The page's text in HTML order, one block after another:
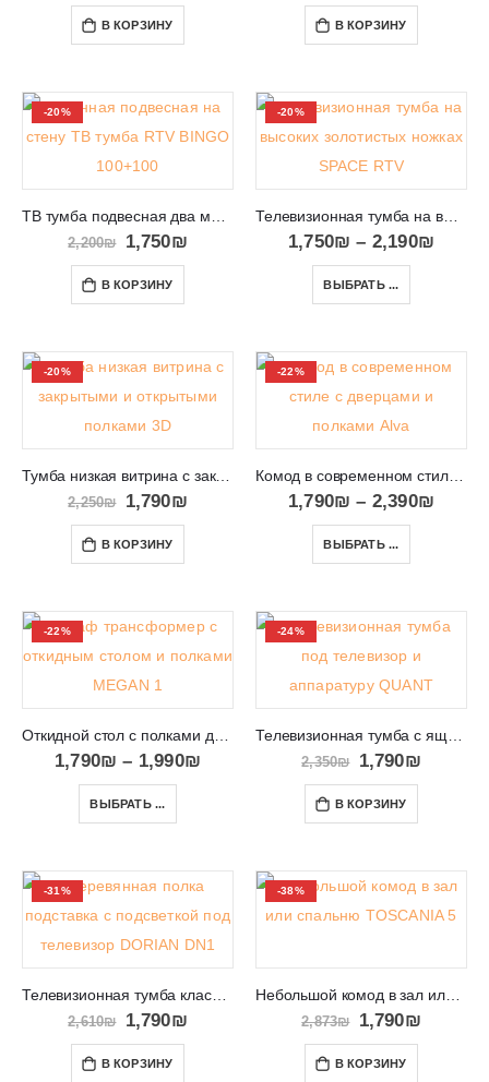
В КОРЗИНУ В КОРЗИНУ
-20%
ТВ тумба подвесная два метра длиной RTV BINGO 100+100
2,200₪ 1,750₪
В КОРЗИНУ
-20%
Телевизионная тумба на высоких золотистых ножках SPACE RTV
1,750₪ – 2,190₪
ВЫБРАТЬ ...
-20%
Тумба низкая витрина с закрытыми и открытыми полками 3D
2,250₪ 1,790₪
В КОРЗИНУ
-22%
Комод в современном стиле с дверцами и полками Alva
1,790₪ – 2,390₪
ВЫБРАТЬ ...
-22%
Откидной стол с полками для детей и студентов MEGAN 1
1,790₪ – 1,990₪
ВЫБРАТЬ ...
-24%
Телевизионная тумба с ящиками и местом под аппаратуру QUANT 04
2,350₪ 1,790₪
В КОРЗИНУ
-31%
Телевизионная тумба классическая в салон DORIAN DN1
2,610₪ 1,790₪
В КОРЗИНУ
-38%
Небольшой комод в зал или спальню TOSCANIA 5
2,873₪ 1,790₪
В КОРЗИНУ